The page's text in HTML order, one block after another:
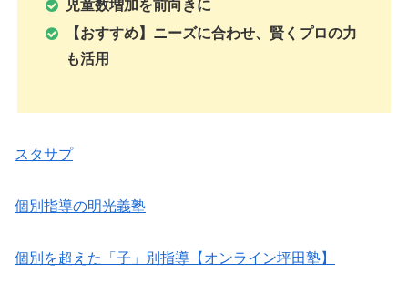
児童数増加を前向きに
【おすすめ】ニーズに合わせ、賢くプロの力
も活用
スタサプ
個別指導の明光義塾
個別を超えた「子」別指導【オンライン坪田塾】